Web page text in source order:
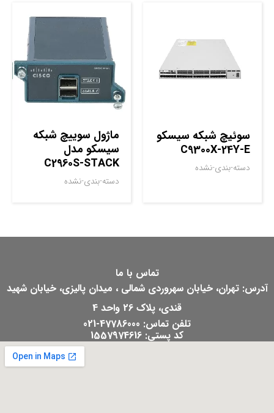
سوئیچ شبکه سیسکو
C9300X-24Y-E
دسته-بندی-نشده
ماژول سوييچ شبکه
سيسکو مدل
C2960S-STACK
دسته-بندی-نشده
تماس با ما
آدرس: تهران، خیابان سهروردی شمالی ، میدان پالیزی، خیابان شهید
قندی، پلاک 26 واحد 4
تلفن تماس: 47786000-021
کد پستی: 1557974616